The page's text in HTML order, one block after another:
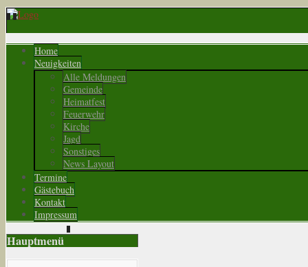
Home
Neuigkeiten
Alle Meldungen
Gemeinde
Heimatfest
Feuerwehr
Kirche
Jagd
Sonstiges
News Layout
Termine
Gästebuch
Kontakt
Impressum
Hauptmenü